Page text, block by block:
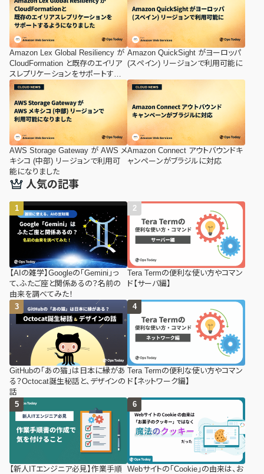
Amazon Lex Global Resiliency が
CloudFormation と既存のエイリア
スレプリケーションをサポートするよ
うになりました
Amazon QuickSight がヨーロッパ
(スペイン) リージョンで利用可能に
AWS Storage Gateway が AWS メ
キシコ (中部) リージョンで利用可
能になりました
Amazon Connect アウトバウンドキ
ャンペーンがブラジルに対応
人気の記事
【AIの雑学】Googleの「Gemini」っ
て、ふたご座と関係あるの？名前の
由来を調べてみた！
Tera Termの便利な使い方やコマン
ド【サーバ編】
GitHubの「あの猫」は日本に縁があ
る？Octocat誕生秘話と、デザインの
話
Tera Termの便利な使い方やコマン
ド【ネットワーク編】
【新人ITエンジニア必見】作業手順 Webサイトの「Cookie」の由来は、お